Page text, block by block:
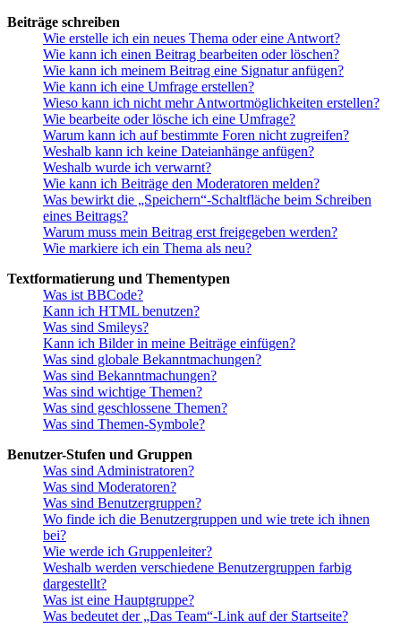
Beiträge schreiben
Wie erstelle ich ein neues Thema oder eine Antwort?
Wie kann ich einen Beitrag bearbeiten oder löschen?
Wie kann ich meinem Beitrag eine Signatur anfügen?
Wie kann ich eine Umfrage erstellen?
Wieso kann ich nicht mehr Antwortmöglichkeiten erstellen?
Wie bearbeite oder lösche ich eine Umfrage?
Warum kann ich auf bestimmte Foren nicht zugreifen?
Weshalb kann ich keine Dateianhänge anfügen?
Weshalb wurde ich verwarnt?
Wie kann ich Beiträge den Moderatoren melden?
Was bewirkt die „Speichern“-Schaltfläche beim Schreiben
eines Beitrags?
Warum muss mein Beitrag erst freigegeben werden?
Wie markiere ich ein Thema als neu?
Textformatierung und Thementypen
Was ist BBCode?
Kann ich HTML benutzen?
Was sind Smileys?
Kann ich Bilder in meine Beiträge einfügen?
Was sind globale Bekanntmachungen?
Was sind Bekanntmachungen?
Was sind wichtige Themen?
Was sind geschlossene Themen?
Was sind Themen-Symbole?
Benutzer-Stufen und Gruppen
Was sind Administratoren?
Was sind Moderatoren?
Was sind Benutzergruppen?
Wo finde ich die Benutzergruppen und wie trete ich ihnen
bei?
Wie werde ich Gruppenleiter?
Weshalb werden verschiedene Benutzergruppen farbig
dargestellt?
Was ist eine Hauptgruppe?
Was bedeutet der „Das Team“-Link auf der Startseite?